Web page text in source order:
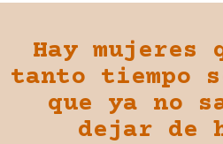
Hay mujeres
tanto tiempo
que ya no
dejar de